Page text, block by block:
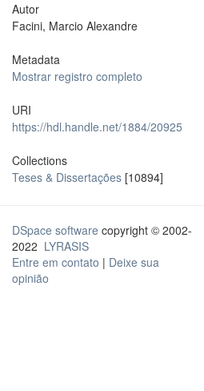
Autor
Facini, Marcio Alexandre
Metadata
Mostrar registro completo
URI
https://hdl.handle.net/1884/20925
Collections
Teses & Dissertações [10894]
DSpace software copyright © 2002-
2022 LYRASIS
Entre em contato | Deixe sua
opinião